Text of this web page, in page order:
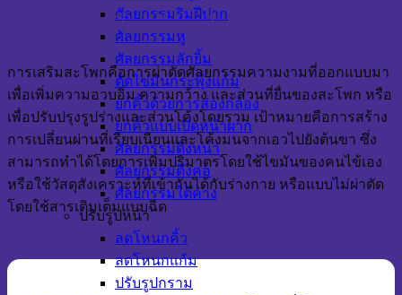
ศัลยกรรมริมฝีปาก
ศัลยกรรมหู
ศัลยกรรมลักยิ้ม
ตัดไขมันกระพุ้งแก้ม
ยกคิ้วด้วยการส่องกล้อง
ยกคิ้วแบบเปิดหน้าผาก
ศัลยกรรมดึงหน้า
ศัลยกรรมดึงคอ
ศัลยกรรมใต้คาง
ปรับรูปหน้า
ลดโหนกคิ้ว
ลดโหนกแก้ม
ปรับรูปกราม
การเสริมสะโพกคืออะไร?
การเสริมสะโพกคือการผ่าตัดศัลยกรรมความงามที่ออกแบบมา
เพื่อเพิ่มความอวบอิ่ม ความกว้าง และส่วนที่ยื่นของสะโพก หรือ
เพื่อปรับปรุงรูปร่างและส่วนโค้งโดยรวม เป้าหมายคือการสร้าง
การเปลี่ยนผ่านที่เรียบเนียนและโค้งมนจากเอวไปยังต้นขา ซึ่ง
สามารถทำได้โดยการเพิ่มปริมาตรโดยใช้ไขมันของคนไข้เอง
หรือใช้วัสดุสังเคราะห์ที่เข้ากันได้กับร่างกาย หรือแบบไม่ผ่าตัด
โดยใช้สารเติมเต็มแบบฉีด